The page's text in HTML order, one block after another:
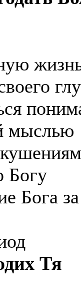
мыслью
Богу
Бога
Тя